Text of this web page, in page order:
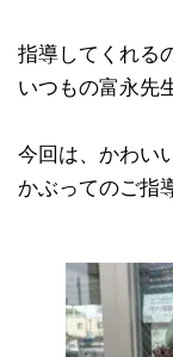
指導してくれる
いつもの富永先
今回は、かわい
かぶってのご指